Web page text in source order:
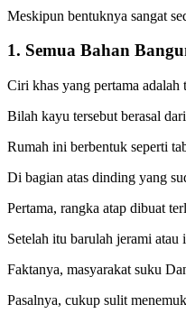
Meskipun bentuknya sangat
1. Semua Bahan
Ciri khas yang pertama
Bilah kayu tersebut berasal
Rumah ini berbentuk seperti
Di bagian atas dinding yang
Pertama, rangka atap dibuat
Setelah itu barulah jerami
Faktanya, masyarakat suku
Pasalnya, cukup sulit